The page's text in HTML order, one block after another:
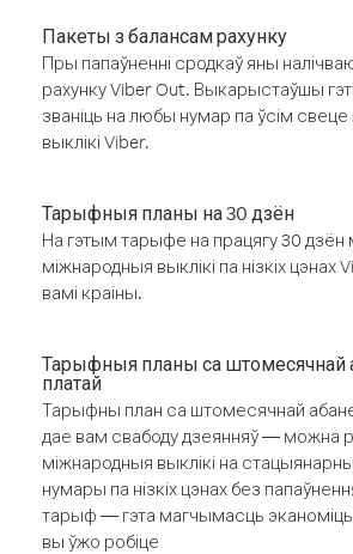
Пакеты з балансам рахунку
Пры папаўненні сродкаў яны
рахунку Viber Out. Выкарыстаўшы
званіць на любы нумар па ўсім свеце
выклікі Viber.
Тарыфныя планы на 30 дзён
На гэтым тарыфе на працягу 30 дзён
міжнародныя выклікі па нізкіх цэнах
вамі краіны.
Тарыфныя планы са штомесячнай
платай
Тарыфны план са штомесячнай
дае вам свабоду дзеянняў — можна
міжнародныя выклікі на
нумары па нізкіх цэнах без
тарыф — гэта магчымасць эканоміць
вы ўжо робіце